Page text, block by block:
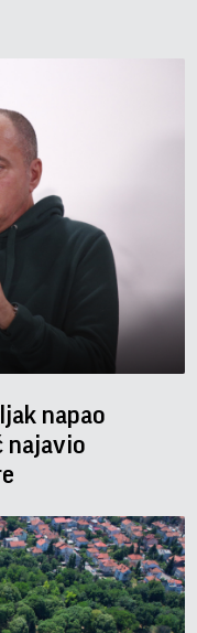
napao
najavio